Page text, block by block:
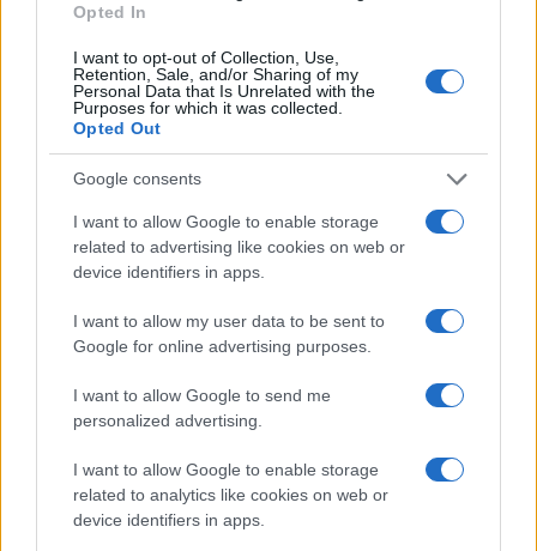
Opted In
I want to opt-out of Collection, Use,
Retention, Sale, and/or Sharing of my
Personal Data that Is Unrelated with the
Purposes for which it was collected.
Opted Out
Google consents
I want to allow Google to enable storage
related to advertising like cookies on web or
device identifiers in apps.
I want to allow my user data to be sent to
Google for online advertising purposes.
I want to allow Google to send me
personalized advertising.
I want to allow Google to enable storage
related to analytics like cookies on web or
device identifiers in apps.
Nuova Zelanda: ondata di freddo eccezionale porta
neve a bassa quota
PIÙ LETTI
Elettrici e Musica in Sinfonia
Formazza e Valle Antrona
Scoperte carcasse di moto e motori in container
Il Córdoba ha ottenuto il II Trofeo Puertas dopo aver
sconfitto il Rayo ai rigori.